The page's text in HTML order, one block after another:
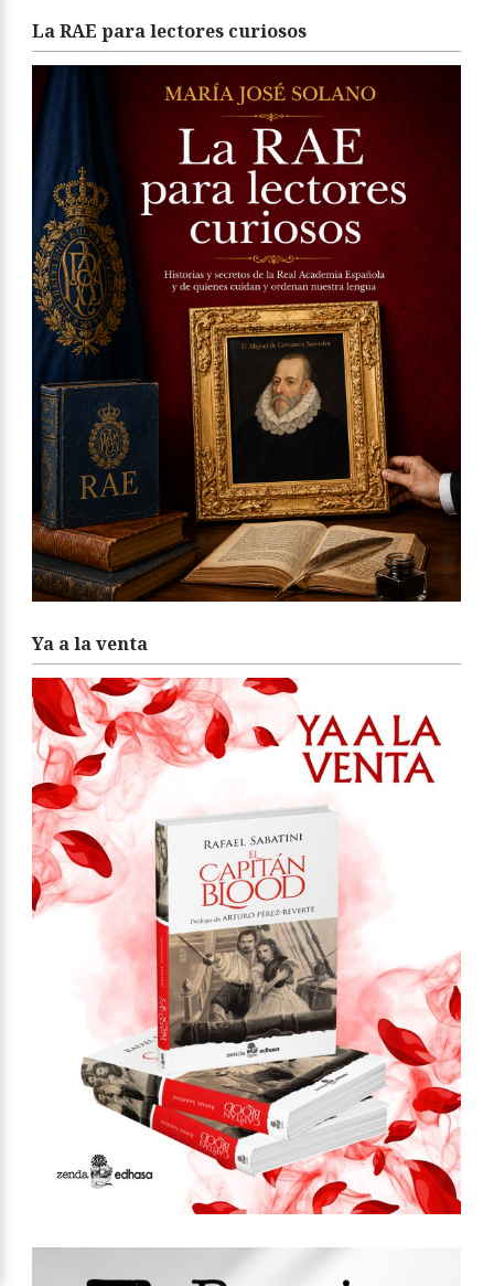
La RAE para lectores curiosos
Ya a la venta